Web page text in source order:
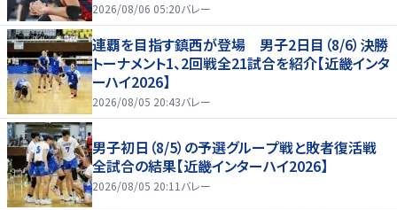
2026/08/06 05:20バレー
連覇を目指す鎮西が登場 男子2日目（8/6）決勝
トーナメント1、2回戦全21試合を紹介【近畿インタ
ーハイ2026】
2026/08/05 20:43バレー
男子初日（8/5）の予選グループ戦と敗者復活戦
全試合の結果【近畿インターハイ2026】
2026/08/05 20:11 バレー